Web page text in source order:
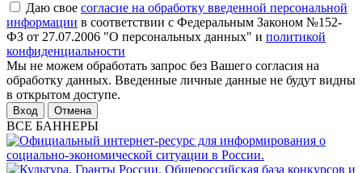
Даю свое согласие на обработку введенной персональной
информации в соответствии с Федеральным Законом №152-
ФЗ от 27.07.2006 "О персональных данных" и политикой
конфиденциальности
Мы не можем обработать запрос без Вашего согласия на
обработку данных. Введенные личные данные не будут видны
в открытом доступе.
Отмена
ВСЕ БАННЕРЫ